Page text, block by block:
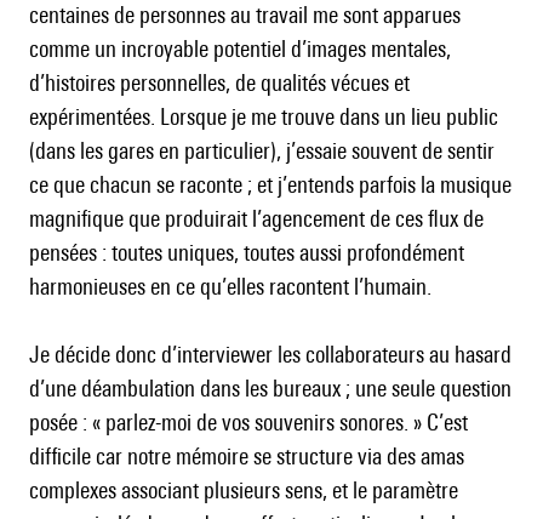
centaines de personnes au travail me sont apparues
comme un incroyable potentiel d’images mentales,
d’histoires personnelles, de qualités vécues et
expérimentées. Lorsque je me trouve dans un lieu public
(dans les gares en particulier), j’essaie souvent de sentir
ce que chacun se raconte ; et j’entends parfois la musique
magnifique que produirait l’agencement de ces flux de
pensées : toutes uniques, toutes aussi profondément
harmonieuses en ce qu’elles racontent l’humain.
Je décide donc d’interviewer les collaborateurs au hasard
d’une déambulation dans les bureaux ; une seule question
posée : « parlez-moi de vos souvenirs sonores. » C’est
difficile car notre mémoire se structure via des amas
complexes associant plusieurs sens, et le paramètre